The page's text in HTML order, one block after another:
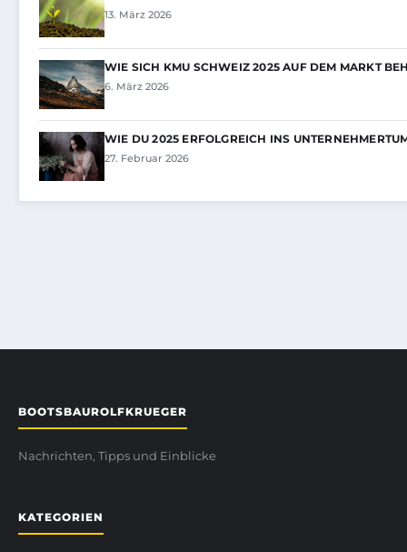
13. März 2026
WIE SICH KMU SCHWEIZ 2025 AUF DEM MARKT
6. März 2026
WIE DU 2025 ERFOLGREICH INS
27. Februar 2026
BOOTSBAUROLFKRUEGER
Nachrichten, Tipps und Einblicke
KATEGORIEN